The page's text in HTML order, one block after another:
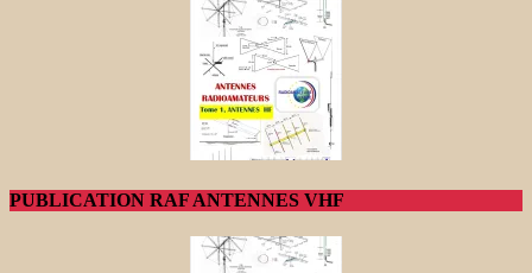
PUBLICATION RAF ANTENNES VHF